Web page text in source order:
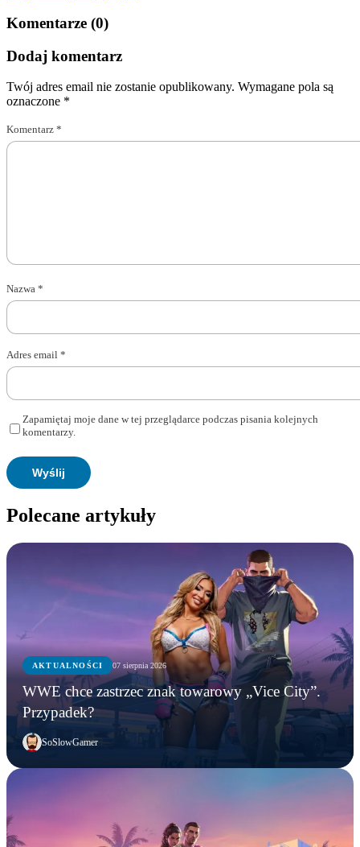
Komentarze (0)
Dodaj komentarz
Twój adres email nie zostanie opublikowany. Wymagane pola są
oznaczone *
Komentarz *
Nazwa *
Adres email *
Zapamiętaj moje dane w tej przeglądarce podczas pisania kolejnych
komentarzy.
Polecane artykuły
AKTUALNOŚCI 07 sierpnia 2026
WWE chce zastrzec znak towarowy „Vice City”.
Przypadek?
SoSlowGamer